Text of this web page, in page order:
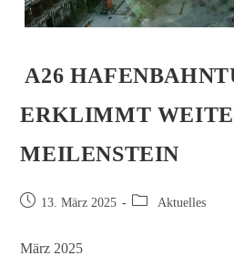
A26
ERKLIMMT
MEILENSTEIN
13. März 2025 Aktuelles
März 2025